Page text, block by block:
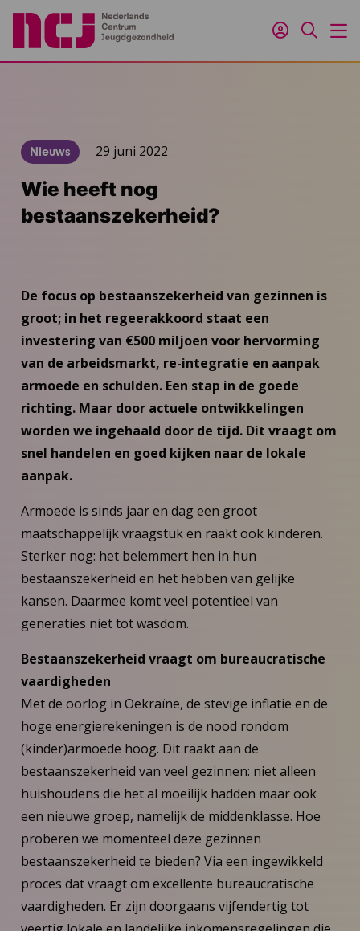
Inloggen
Zoeken
Nieuws 29 juni 2022
Wie heeft nog
bestaanszekerheid?
De focus op bestaanszekerheid van gezinnen is
groot; in het regeerakkoord staat een
investering van €500 miljoen voor hervorming
van de arbeidsmarkt, re-integratie en aanpak
armoede en schulden. Een stap in de goede
richting. Maar door actuele ontwikkelingen
worden we ingehaald door de tijd. Dit vraagt om
snel handelen en goed kijken naar de lokale
aanpak.
Armoede is sinds jaar en dag een groot
maatschappelijk vraagstuk en raakt ook kinderen.
Sterker nog: het belemmert hen in hun
bestaanszekerheid en het hebben van gelijke
kansen. Daarmee komt veel potentieel van
generaties niet tot wasdom.
Bestaanszekerheid vraagt om bureaucratische
vaardigheden
Met de oorlog in Oekraïne, de stevige inflatie en de
hoge energierekeningen is de nood rondom
(kinder)armoede hoog. Dit raakt aan de
bestaanszekerheid van veel gezinnen: niet alleen
huishoudens die het al moeilijk hadden maar ook
een nieuwe groep, namelijk de middenklasse. Hoe
proberen we momenteel deze gezinnen
bestaanszekerheid te bieden? Via een ingewikkeld
proces dat vraagt om excellente bureaucratische
vaardigheden. Er zijn doorgaans vijfendertig tot